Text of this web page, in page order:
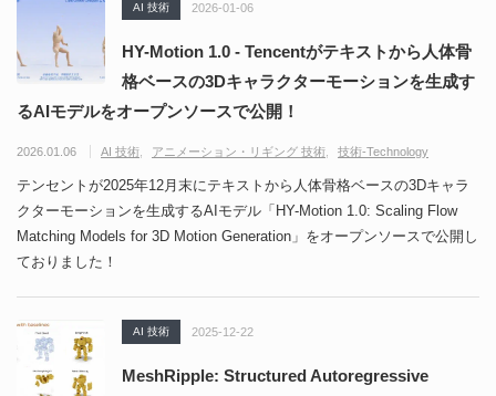
AI 技術 2026-01-06
HY-Motion 1.0 - Tencentがテキストから人体骨
格ベースの3Dキャラクターモーションを生成す
るAIモデルをオープンソースで公開！
2026.01.06 AI 技術 アニメーション・リギング 技術 技術-Technology
テンセントが2025年12月末にテキストから人体骨格ベースの3Dキャラ
クターモーションを生成するAIモデル「HY-Motion 1.0: Scaling Flow
Matching Models for 3D Motion Generation」をオープンソースで公開し
ておりました！
AI 技術 2025-12-22
MeshRipple: Structured Autoregressive